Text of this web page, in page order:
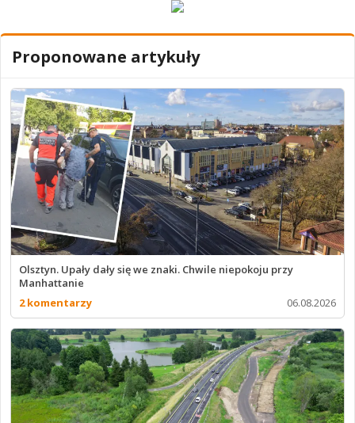
Proponowane artykuły
Olsztyn. Upały dały się we znaki. Chwile niepokoju przy
Manhattanie
2 komentarzy
06.08.2026